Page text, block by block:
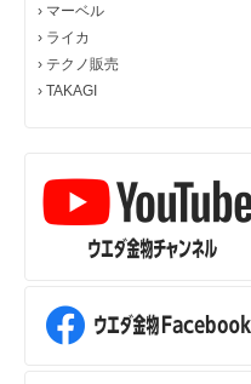
› マーベル
› ライカ
› テクノ販売
› TAKAGI